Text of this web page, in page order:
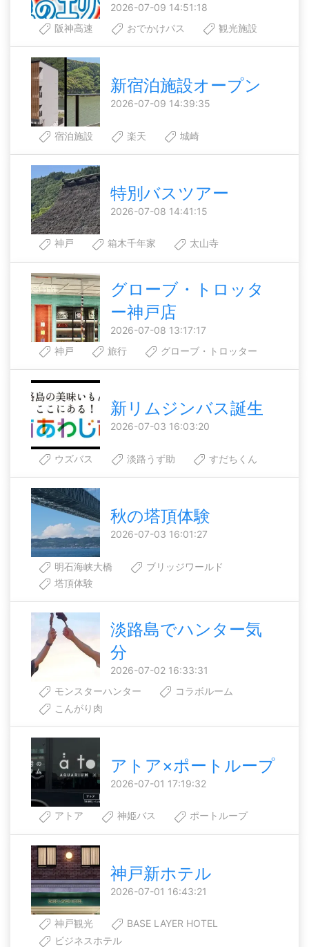
2026-07-09 14:51:18
阪神高速
おでかけパス 観光施設
新宿泊施設オープン
2026-07-09 14:39:35
宿泊施設 楽天 城崎
特別バスツアー
2026-07-08 14:41:15
神戸 箱木千年家 太山寺
グローブ・トロッタ
ー神戸店
2026-07-08 13:17:17
神戸
旅行 グローブ・トロッター
新リムジンバス誕生
2026-07-03 16:03:20
ウズバス 淡路うず助 すだちくん
秋の塔頂体験
2026-07-03 16:01:27
明石海峡大橋
ブリッジワールド
塔頂体験
淡路島でハンター気
分
2026-07-02 16:33:31
モンスターハンター
コラボルーム
こんがり肉
アトア×ポートループ
2026-07-01 17:19:32
アトア 神姫バス ポートループ
神戸新ホテル
2026-07-01 16:43:21
神戸観光
BASE LAYER HOTEL
ビジネスホテル